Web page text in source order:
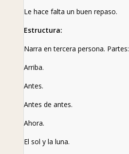
Le hace falta un buen repaso.
Estructura:
Narra en tercera persona. Partes:
Arriba.
Antes.
Antes de antes.
Ahora.
El sol y la luna.